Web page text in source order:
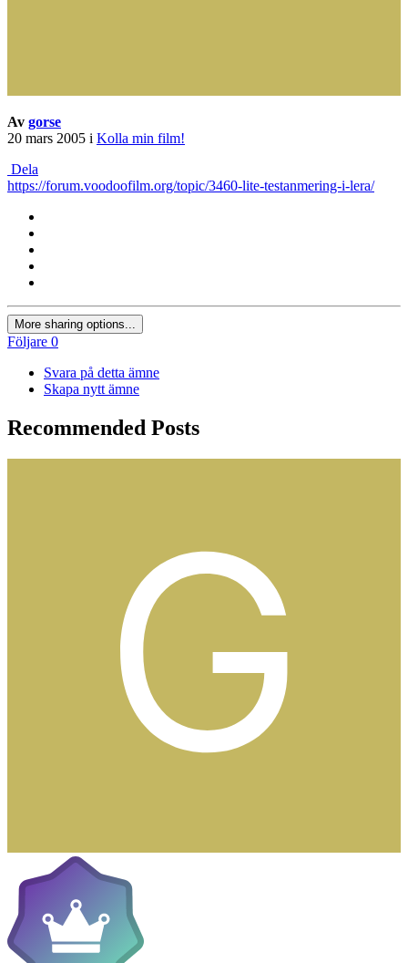
Av gorse
20 mars 2005 i Kolla min film!
Dela
https://forum.voodoofilm.org/topic/3460-lite-testanmering-i-lera/
More sharing options...
Följare 0
Svara på detta ämne
Skapa nytt ämne
Recommended Posts